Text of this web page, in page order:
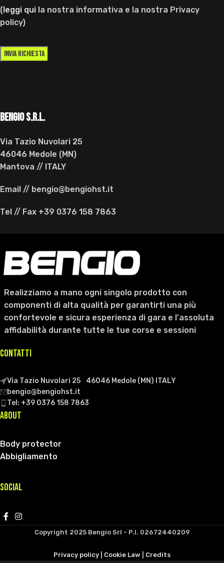
(leggi qui la nostra informativa e la nostra Privacy
policy)
BENGIO s.r.l.
Via Tazio Nuvolari 25
46046 Medole (MN)
Mantova // ITALY
Email // bengio@bengiohst.it
Tel // Fax +39 0376 158 7863
Realizziamo a mano ogni singolo prodotto con
componenti di alta qualità per garantirti una più
confortevole e sicura esperienza di gara e l'assoluta
affidabilità durante tutte le tue corse e sessioni
CONTATTI
Via Tazio Nuvolari 25 46046 Medole (MN) ITALY
bengio@bengiohst.it
Tel: +39 0376 158 7863
ABOUT
Body protector
Abbigliamento
SOCIAL
Copyright 2025 Bengio Srl - P.I. 02672440209
Privacy policy Cookie Law Credits